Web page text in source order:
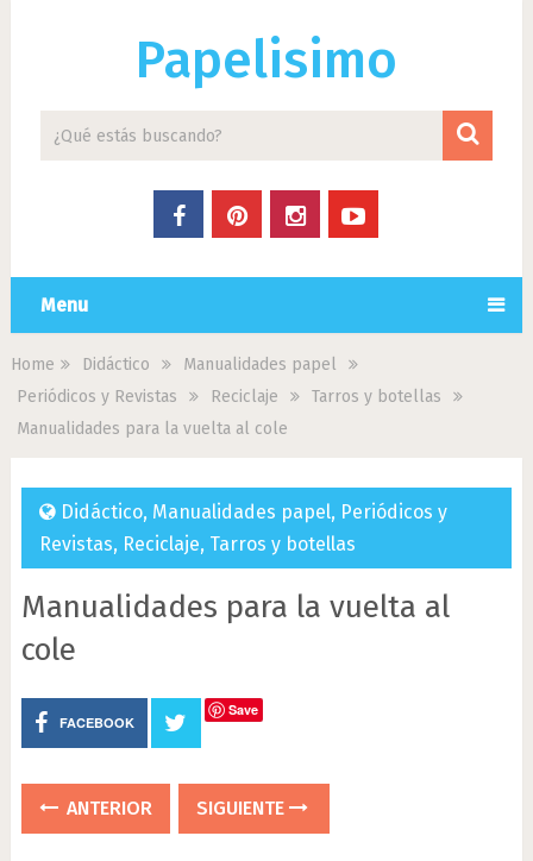
Papelisimo
Menu
Home Didáctico
Manualidades papel
Periódicos y Revistas
Reciclaje
Tarros y botellas
Manualidades para la vuelta al cole
Didáctico, Manualidades papel, Periódicos y
Revistas, Reciclaje, Tarros y botellas
Manualidades para la vuelta al
cole
FACEBOOK
Save
ANTERIOR SIGUIENTE